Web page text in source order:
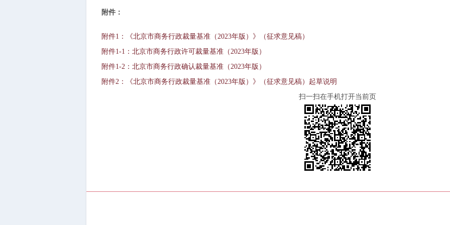
附件：
附件1：《北京市商务行政裁量基准（2023年版）》（征求意见稿）
附件1-1：北京市商务行政许可裁量基准（2023年版）
附件1-2：北京市商务行政确认裁量基准（2023年版）
附件2：《北京市商务行政裁量基准（2023年版）》（征求意见稿）起草说明
扫一扫在手机打开当前页